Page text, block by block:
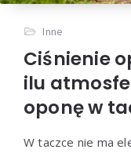
Inne
Ciśnienie
ilu
oponę w
W taczce nie ma